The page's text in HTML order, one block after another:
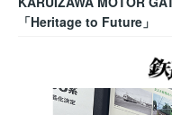
「Heritage to Future」